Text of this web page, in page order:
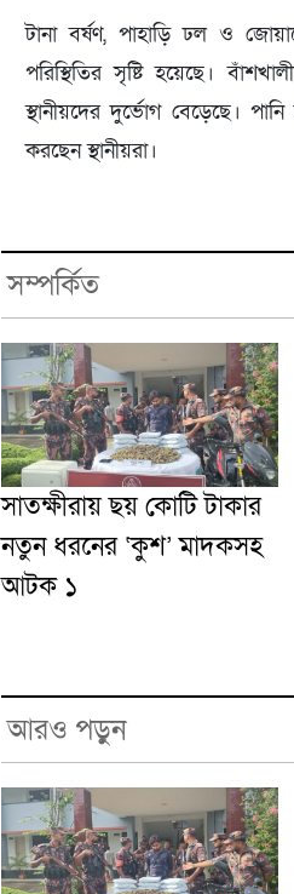
টানা বর্ষণ, পাহাড়ি ঢল ও
পরিস্থিতির সৃষ্টি হয়েছে।
স্থানীয়দের দুর্ভোগ বেড়েছে।
করছেন স্থানীয়রা।
সম্পর্কিত
সাতক্ষীরায় ছয় কোটি টাকার
নতুন ধরনের ‘কুশ’ মাদকসহ
আটক ১
আরও পড়ুন